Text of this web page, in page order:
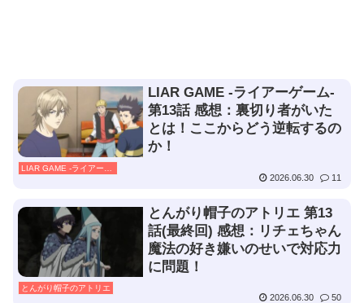
LIAR GAME -ライアーゲーム-
第13話 感想：裏切り者がいた
とは！ここからどう逆転するの
か！
2026.06.30 11
とんがり帽子のアトリエ
とんがり帽子のアトリエ 第13
話(最終回) 感想：リチェちゃん
魔法の好き嫌いのせいで対応力
に問題！
2026.06.30 50